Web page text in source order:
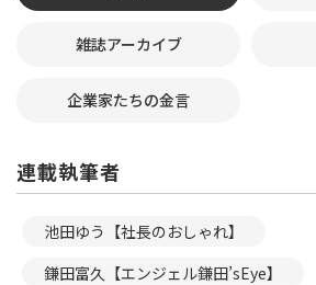
雑誌アーカイブ
企業家たちの金言
連載執筆者
池田ゆう【社長のおしゃれ】
鎌田富久【エンジェル鎌田’sEye】